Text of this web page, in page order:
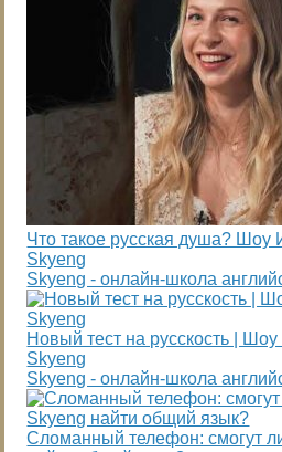
Что такое русская душа? Шоу
Skyeng
Skyeng - онлайн-школа
Новый тест на русскость |
Skyeng
Skyeng - онлайн-школа
Сломанный телефон: смогут